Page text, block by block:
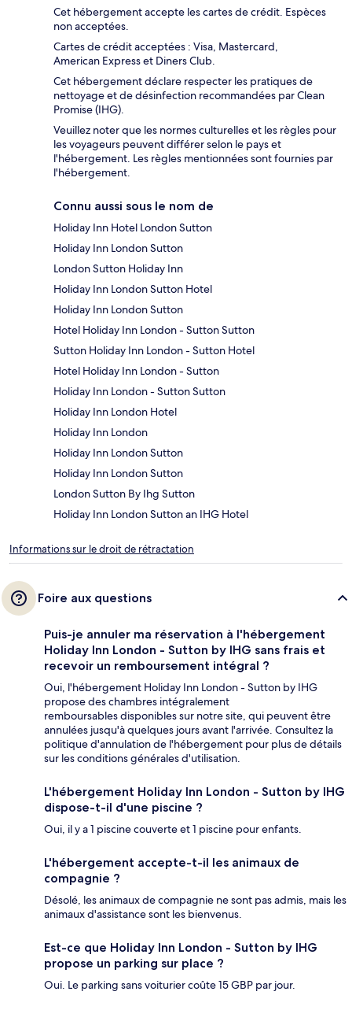
Cet hébergement accepte les cartes de crédit. Espèces
non acceptées.
Cartes de crédit acceptées : Visa, Mastercard,
American Express et Diners Club.
Cet hébergement déclare respecter les pratiques de
nettoyage et de désinfection recommandées par Clean
Promise (IHG).
Veuillez noter que les normes culturelles et les règles pour
les voyageurs peuvent différer selon le pays et
l'hébergement. Les règles mentionnées sont fournies par
l'hébergement.
Connu aussi sous le nom de
Holiday Inn Hotel London Sutton
Holiday Inn London Sutton
London Sutton Holiday Inn
Holiday Inn London Sutton Hotel
Holiday Inn London Sutton
Hotel Holiday Inn London - Sutton Sutton
Sutton Holiday Inn London - Sutton Hotel
Hotel Holiday Inn London - Sutton
Holiday Inn London - Sutton Sutton
Holiday Inn London Hotel
Holiday Inn London
Holiday Inn London Sutton
Holiday Inn London Sutton
London Sutton By Ihg Sutton
Holiday Inn London Sutton an IHG Hotel
Informations sur le droit de rétractation
Foire aux questions
Puis-je annuler ma réservation à l'hébergement
Holiday Inn London - Sutton by IHG sans frais et
recevoir un remboursement intégral ?
Oui, l'hébergement Holiday Inn London - Sutton by IHG
propose des chambres intégralement
remboursables disponibles sur notre site, qui peuvent être
annulées jusqu'à quelques jours avant l'arrivée. Consultez la
politique d'annulation de l'hébergement pour plus de détails
sur les conditions générales d'utilisation.
L'hébergement Holiday Inn London - Sutton by IHG
dispose-t-il d'une piscine ?
Oui, il y a 1 piscine couverte et 1 piscine pour enfants.
L'hébergement accepte-t-il les animaux de
compagnie ?
Désolé, les animaux de compagnie ne sont pas admis, mais les
animaux d'assistance sont les bienvenus.
Est-ce que Holiday Inn London - Sutton by IHG
propose un parking sur place ?
Oui. Le parking sans voiturier coûte 15 GBP par jour.